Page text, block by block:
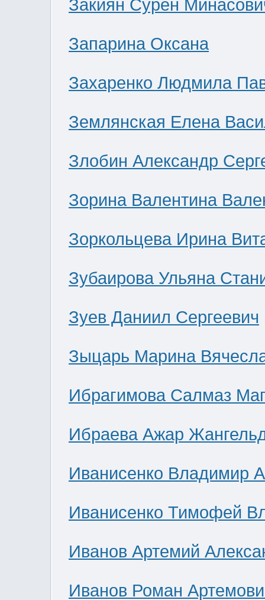
Закиян Сурен
Запарина Оксана
Захаренко Людмила
Землянская Елена
Злобин Александр
Зорина Валентина
Зоркольцева Ирина
Зубаирова Ульяна
Зуев Даниил Сергеевич
Зыцарь Марина
Ибрагимова Салмаз
Ибраева Ажар
Иванисенко Владимир
Иванисенко Тимофей
Иванов Артемий
Иванов Роман